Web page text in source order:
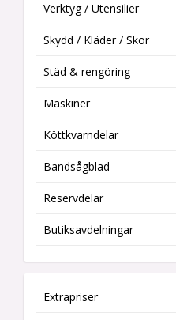
Verktyg / Utensilier
Skydd / Kläder / Skor
Städ & rengöring
Maskiner
Köttkvarndelar
Bandsågblad
Reservdelar
Butiksavdelningar
Extrapriser